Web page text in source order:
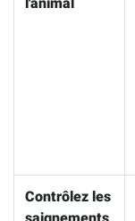
Contrôlez les